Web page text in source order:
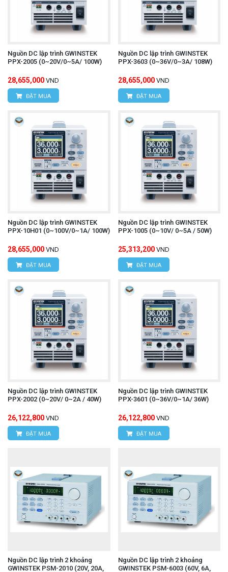
Nguồn DC lập trình GWINSTEK
PPX-2005 (0~20V/0~5A/ 100W)
28,655,000 VND
ĐẶT MUA
Nguồn DC lập trình GWINSTEK
PPX-3603 (0~36V/0~3A/ 108W)
28,655,000 VND
ĐẶT MUA
Nguồn DC lập trình GWINSTEK
PPX-10H01 (0~100V/0~1A/ 100W)
28,655,000 VND
ĐẶT MUA
Nguồn DC lập trình GWINSTEK
PPX-1005 (0~10V/ 0~5A / 50W)
25,313,200 VND
ĐẶT MUA
Nguồn DC lập trình GWINSTEK
PPX-2002 (0~20V/ 0~2A / 40W)
26,122,800 VND
ĐẶT MUA
Nguồn DC lập trình GWINSTEK
PPX-3601 (0~36V/0~1A/ 36W)
26,122,800 VND
ĐẶT MUA
Nguồn DC lập trình 2 khoảng
GWINSTEK PSM-2010 (20V, 20A,
Nguồn DC lập trình 2 khoảng
GWINSTEK PSM-6003 (60V, 6A,